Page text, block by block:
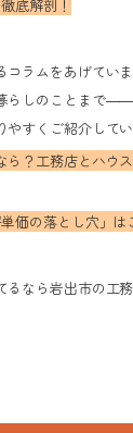
底解剖！
ラムをあげていま
らしのことまで
すくご紹介してい
ら？工務店とハウ
価の落とし穴」は
なら岩出市の工